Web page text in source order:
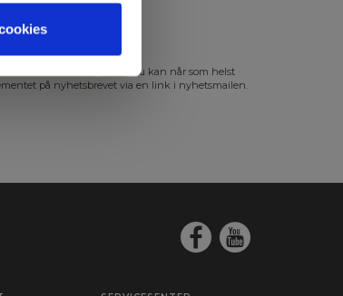
. Du kan når som helst
på nyhetsbrevet via en link i nyhetsmailen.